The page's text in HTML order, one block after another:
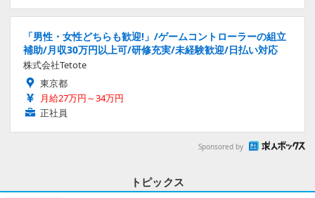
「男性・女性どちらも歓迎!」/ゲームコントローラーの組立
補助/月収30万円以上可/研修充実/未経験歓迎/日払い対応
株式会社Tetote
東京都
月給27万円～34万円
正社員
Sponsored by
トピックス